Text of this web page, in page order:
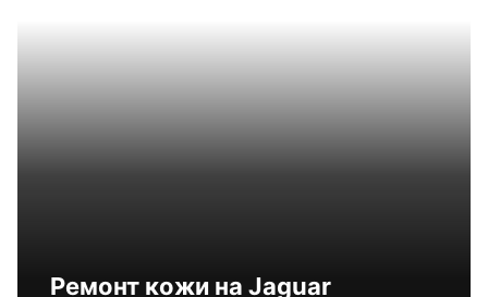
Ремонт кожи на Jaguar